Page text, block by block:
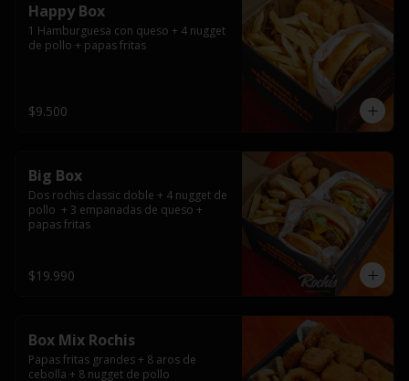
Happy Box
1 Hamburguesa con queso + 4 nugget
de pollo + papas fritas
$9.500
Big Box
Dos rochis classic doble + 4 nugget de
pollo  + 3 empanadas de queso +
papas fritas
$19.990
Box Mix Rochis
Papas fritas grandes + 8 aros de
cebolla + 8 nugget de pollo